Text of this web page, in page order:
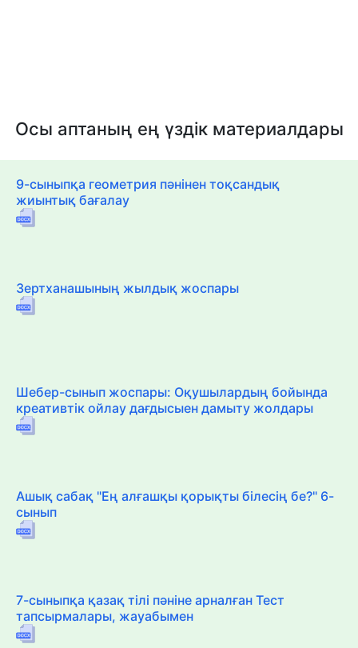
Осы аптаның ең үздік материалдары
9-сыныпқа геометрия пәнінен тоқсандық
жиынтық бағалау
Зертханашының жылдық жоспары
Шебер-сынып жоспары: Оқушылардың бойында
креативтік ойлау дағдысыен дамыту жолдары
Ашық сабақ "Ең алғашқы қорықты білесің бе?" 6-
сынып
7-сыныпқа қазақ тілі пәніне арналған Тест
тапсырмалары, жауабымен